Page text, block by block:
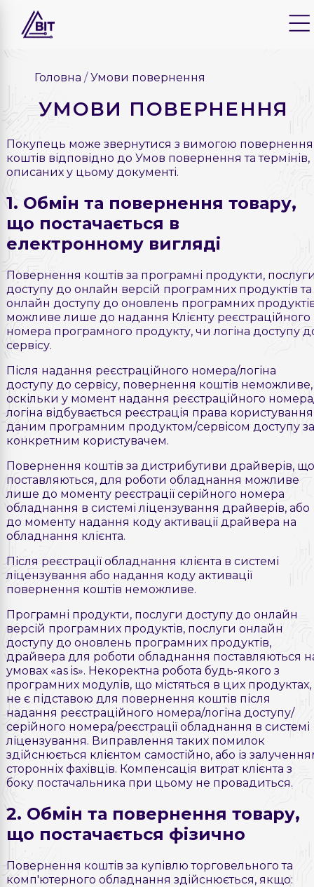
Головна Умови повернення
УМОВИ ПОВЕРНЕННЯ
Покупець може звернутися з вимогою повернення
коштів відповідно до Умов повернення та термінів,
описаних у цьому документі.
1. Обмін та повернення товару,
що постачається в
електронному вигляді
Повернення коштів за програмні продукти,
доступу до онлайн версій програмних продуктів та
онлайн доступу до оновлень програмних
можливе лише до надання Клієнту реєстраційного
номера програмного продукту, чи логіна доступу
сервісу.
Після надання реєстраційного номера/логіна
доступу до сервісу, повернення коштів неможливе,
оскільки у момент надання реєстраційного
логіна відбувається реєстрація права користування
даним програмним продуктом/сервісом доступу за
конкретним користувачем.
Повернення коштів за дистрибутиви драйверів, що
поставляються, для роботи обладнання можливе
лише до моменту реєстрації серійного номера
обладнання в системі ліцензування драйверів, або
до моменту надання коду активації драйвера на
обладнання клієнта.
Після реєстрації обладнання клієнта в системі
ліцензування або надання коду активації
повернення коштів неможливе.
Програмні продукти, послуги доступу до онлайн
версій програмних продуктів, послуги онлайн
доступу до оновлень програмних продуктів,
драйвера для роботи обладнання поставляються
умовах «as is». Некоректна робота будь-якого з
програмних модулів, що містяться в цих продуктах,
не є підставою для повернення коштів після
надання реєстраційного номера/логіна доступу/
серійного номера/реєстрації обладнання в системі
ліцензування. Виправлення таких помилок
здійснюється клієнтом самостійно, або із
сторонніх фахівців. Компенсація витрат клієнта з
боку постачальника при цьому не провадиться.
2. Обмін та повернення товару,
що постачається фізично
Повернення коштів за купівлю торговельного та
комп'ютерного обладнання здійснюється, якщо: